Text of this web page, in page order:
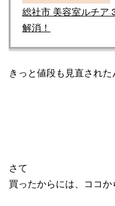
総社市 美容室ルチア
解消！
きっと値段も見直され
さて
買ったからには、ココか